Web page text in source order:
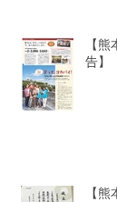
【
告】
【